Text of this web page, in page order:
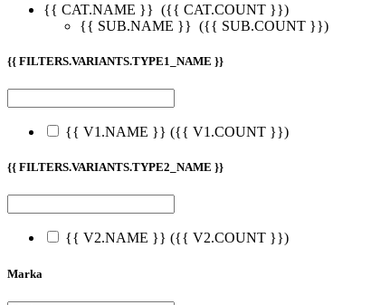
{{ CAT.NAME }} ({{ CAT.COUNT }})
{{ SUB.NAME }} ({{ SUB.COUNT }})
{{ FILTERS.VARIANTS.TYPE1_NAME }}
{{ V1.NAME }} ({{ V1.COUNT }})
{{ FILTERS.VARIANTS.TYPE2_NAME }}
{{ V2.NAME }} ({{ V2.COUNT }})
Marka